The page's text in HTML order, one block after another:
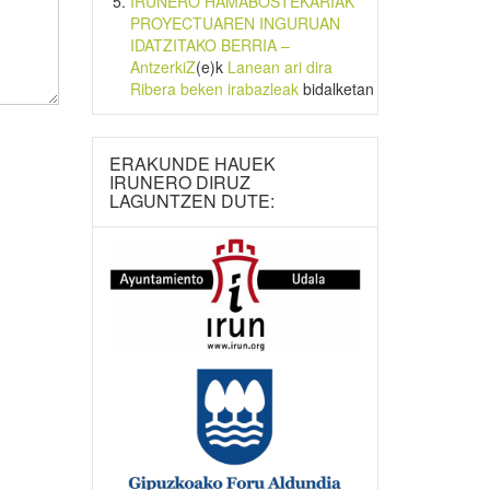
PROYECTUAREN INGURUAN
IDATZITAKO BERRIA –
AntzerkiZ(e)k Lanean ari dira
Ribera beken irabazleakbidalketan
ERAKUNDE HAUEK
IRUNERO DIRUZ
LAGUNTZEN DUTE: